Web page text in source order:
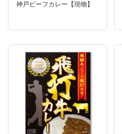
神戸ビーフカレー【現物】